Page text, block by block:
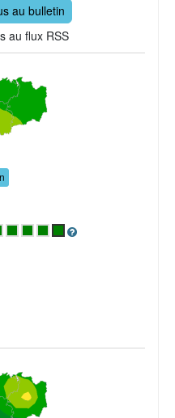
au bulletin
au flux RSS